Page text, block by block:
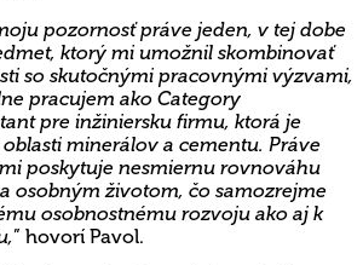
pozornosť práve jeden, v tej dobe
ktorý mi umožnil skombinovať
so skutočnými pracovnými výzvami,
pracujem ako Category
pre inžiniersku firmu, ktorá je
minerálov a cementu. Práve
poskytuje nesmiernu rovnováhu
osobným životom, čo samozrejme
osobnostnému rozvoju ako aj k
” hovorí Pavol.